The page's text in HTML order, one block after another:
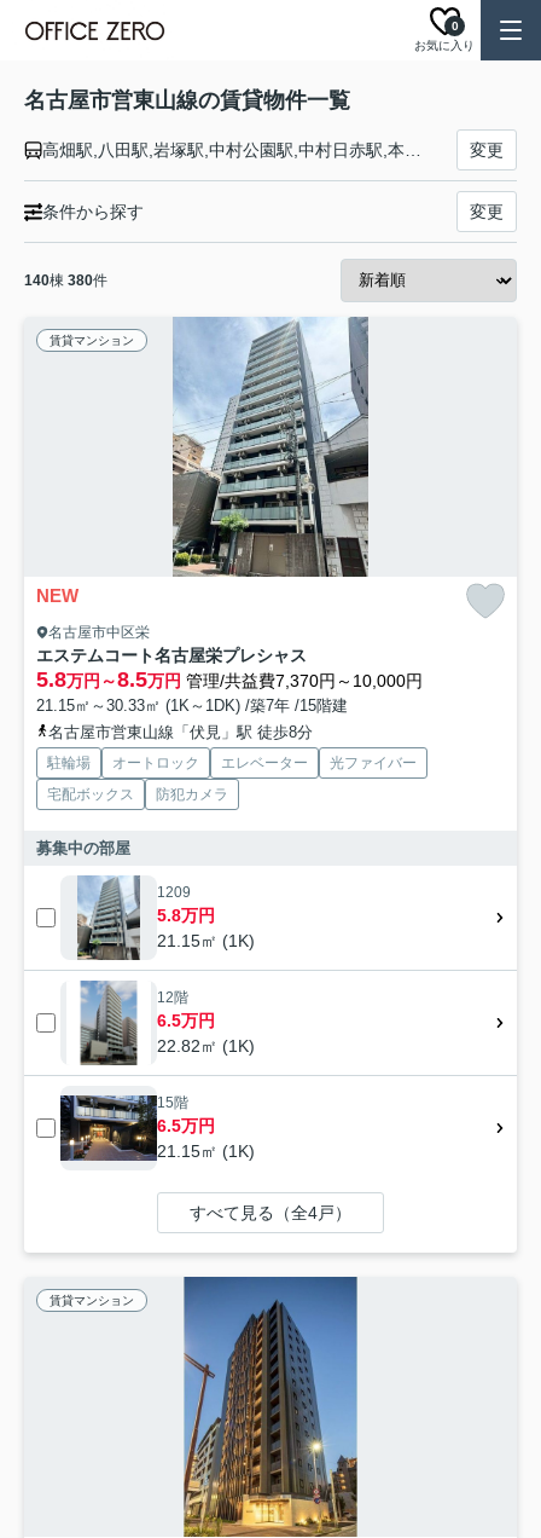
お気に入り
0
名古屋市営東山線の賃貸物件一覧
変更
条件から探す 変更
140棟 380件
賃貸マンション
NEW
名古屋市中区栄
エステムコート名古屋栄プレシャス
5.8万円～8.5万円 管理/共益費7,370円～10,000円
21.15㎡～30.33㎡ (1K～1DK) /築7年 /15階建
名古屋市営東山線「伏見」駅 徒歩8分
駐輪場 オートロック エレベーター
光ファイバー
宅配ボックス
防犯カメラ
募集中の部屋
1209
5.8万円
21.15㎡ (1K)
12階
6.5万円
22.82㎡ (1K)
15階
6.5万円
21.15㎡ (1K)
すべて見る（全4戸）
賃貸マンション